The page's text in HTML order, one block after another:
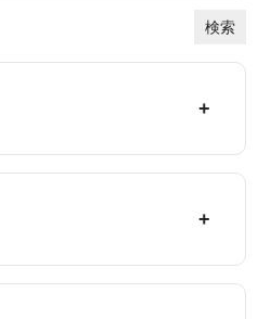
検索